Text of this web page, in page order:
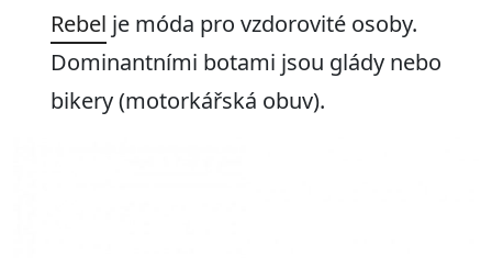
Rebel je móda pro vzdorovité osoby.
Dominantními botami jsou glády nebo
bikery (motorkářská obuv).